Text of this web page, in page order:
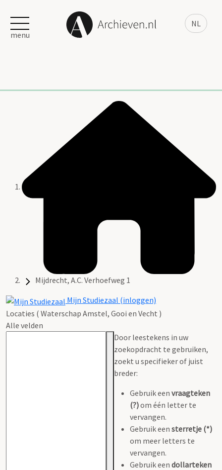
NL
menu
Mijdrecht, A.C. Verhoefweg 1
Mijn Studiezaal (inloggen)
Locaties ( Waterschap Amstel, Gooi en Vecht )
Alle velden
Door leestekens in uw
zoekopdracht te gebruiken,
zoekt u specifieker of juist
breder:
Gebruik een vraagteken
(?)om één letter te
vervangen.
Gebruik een sterretje (*)
om meer letters te
vervangen.
Gebruik een dollarteken